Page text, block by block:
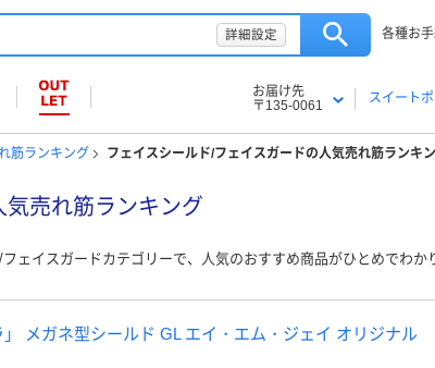
詳細設定 各種お
お届け先
〒135-0061
スイート
筋ランキング フェイスシールド/フェイスガードの人気売れ筋ランキ
売れ筋ランキング
ェイスガードカテゴリーで、人気のおすすめ商品がひとめでわか
」 メガネ型シールド GL エイ・エム・ジェイ オリジナル